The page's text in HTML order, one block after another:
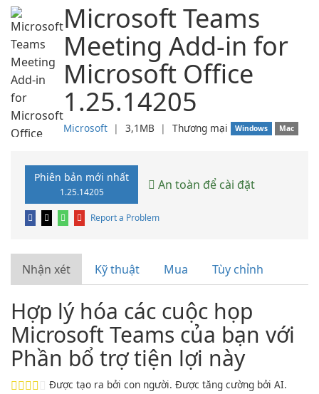
Microsoft Teams
Meeting Add-in for
Microsoft Office
1.25.14205
Microsoft ❘ 3,1MB ❘ Thương mại Windows Mac
Phiên bản mới nhất
1.25.14205 An toàn để cài đặt
Report a Problem
Nhận xét Kỹ thuật Mua Tùy chỉnh
Hợp lý hóa các cuộc họp
Microsoft Teams của bạn với
Phần bổ trợ tiện lợi này
Được tạo ra bởi con người. Được tăng cường bởi AI.